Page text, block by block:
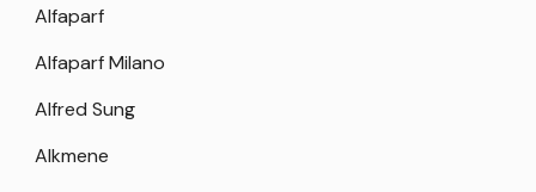
Alfaparf
Alfaparf Milano
Alfred Sung
Alkmene